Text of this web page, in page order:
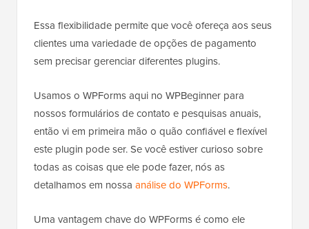
Essa flexibilidade permite que você ofereça aos seus
clientes uma variedade de opções de pagamento
sem precisar gerenciar diferentes plugins.
Usamos o WPForms aqui no WPBeginner para
nossos formulários de contato e pesquisas anuais,
então vi em primeira mão o quão confiável e flexível
este plugin pode ser. Se você estiver curioso sobre
todas as coisas que ele pode fazer, nós as
detalhamos em nossa análise do WPForms.
Uma vantagem chave do WPForms é como ele